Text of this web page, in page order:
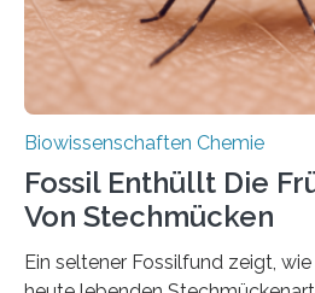
nächsten…
Biowissenschaften Chemie
Fossil Enthüllt Die
Von Stechmücken
Ein seltener Fossilfund zeigt,